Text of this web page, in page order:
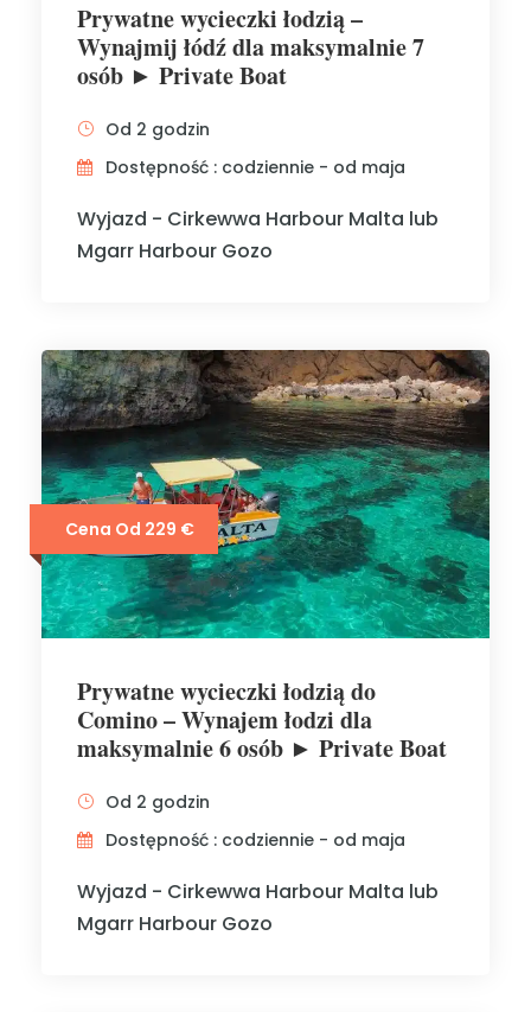
Prywatne wycieczki łodzią –
Wynajmij łódź dla maksymalnie 7
osób ► Private Boat
Od 2 godzin
Dostępność : codziennie - od maja
Wyjazd - Cirkewwa Harbour Malta lub
Mgarr Harbour Gozo
Cena Od 229 €
Prywatne wycieczki łodzią do
Comino – Wynajem łodzi dla
maksymalnie 6 osób ► Private Boat
Od 2 godzin
Dostępność : codziennie - od maja
Wyjazd - Cirkewwa Harbour Malta lub
Mgarr Harbour Gozo